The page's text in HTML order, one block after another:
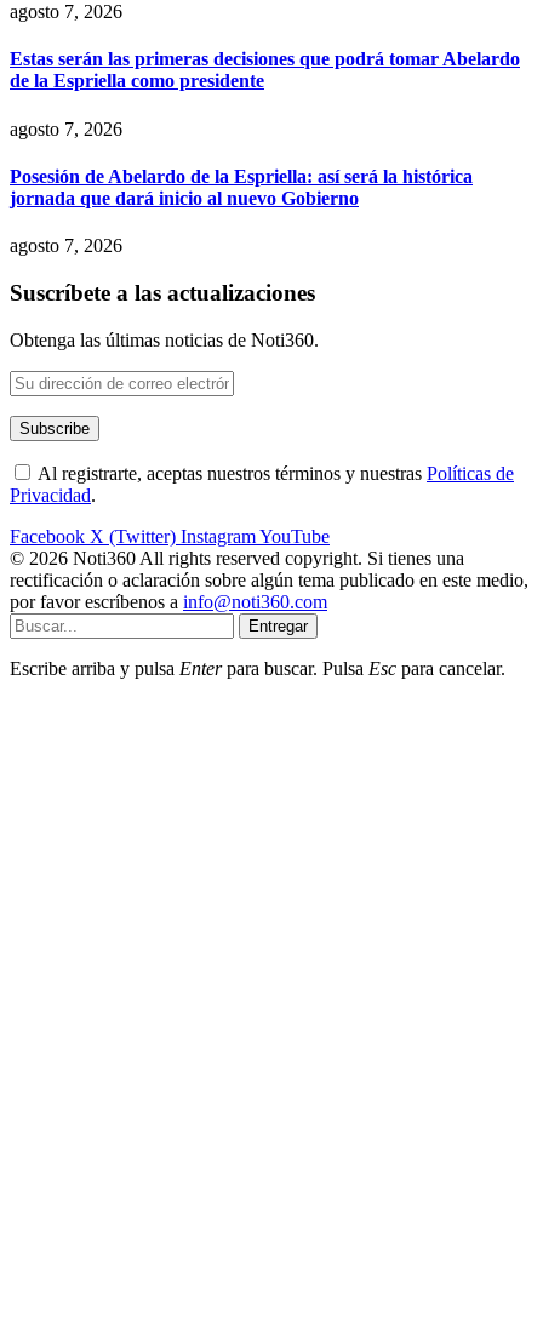
agosto 7, 2026
Estas serán las primeras decisiones que podrá tomar Abelardo
de la Espriella como presidente
agosto 7, 2026
Posesión de Abelardo de la Espriella: así será la histórica
jornada que dará inicio al nuevo Gobierno
agosto 7, 2026
Suscríbete a las actualizaciones
Obtenga las últimas noticias de Noti360.
Al registrarte, aceptas nuestros términos y nuestras Políticas de
Privacidad.
Facebook X (Twitter) InstagramYouTube
© 2026 Noti360 All rights reserved copyright. Si tienes una
rectificación o aclaración sobre algún tema publicado en este medio,
por favor escríbenos a info@noti360.com
Entregar
Escribe arriba y pulsa Enterpara buscar. Pulsa Esc para cancelar.